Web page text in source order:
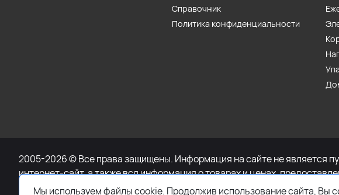
Справочник
Политика конфиденциальности
2005-2026 © Все права защищены. Информация на сайте не является
интернет-сайт, а также вся информация о товарах и ценах,
при каких условиях не является публичной офертой, определяемой
Мы используем файлы cookie. Продолжив использование сайта, Вы